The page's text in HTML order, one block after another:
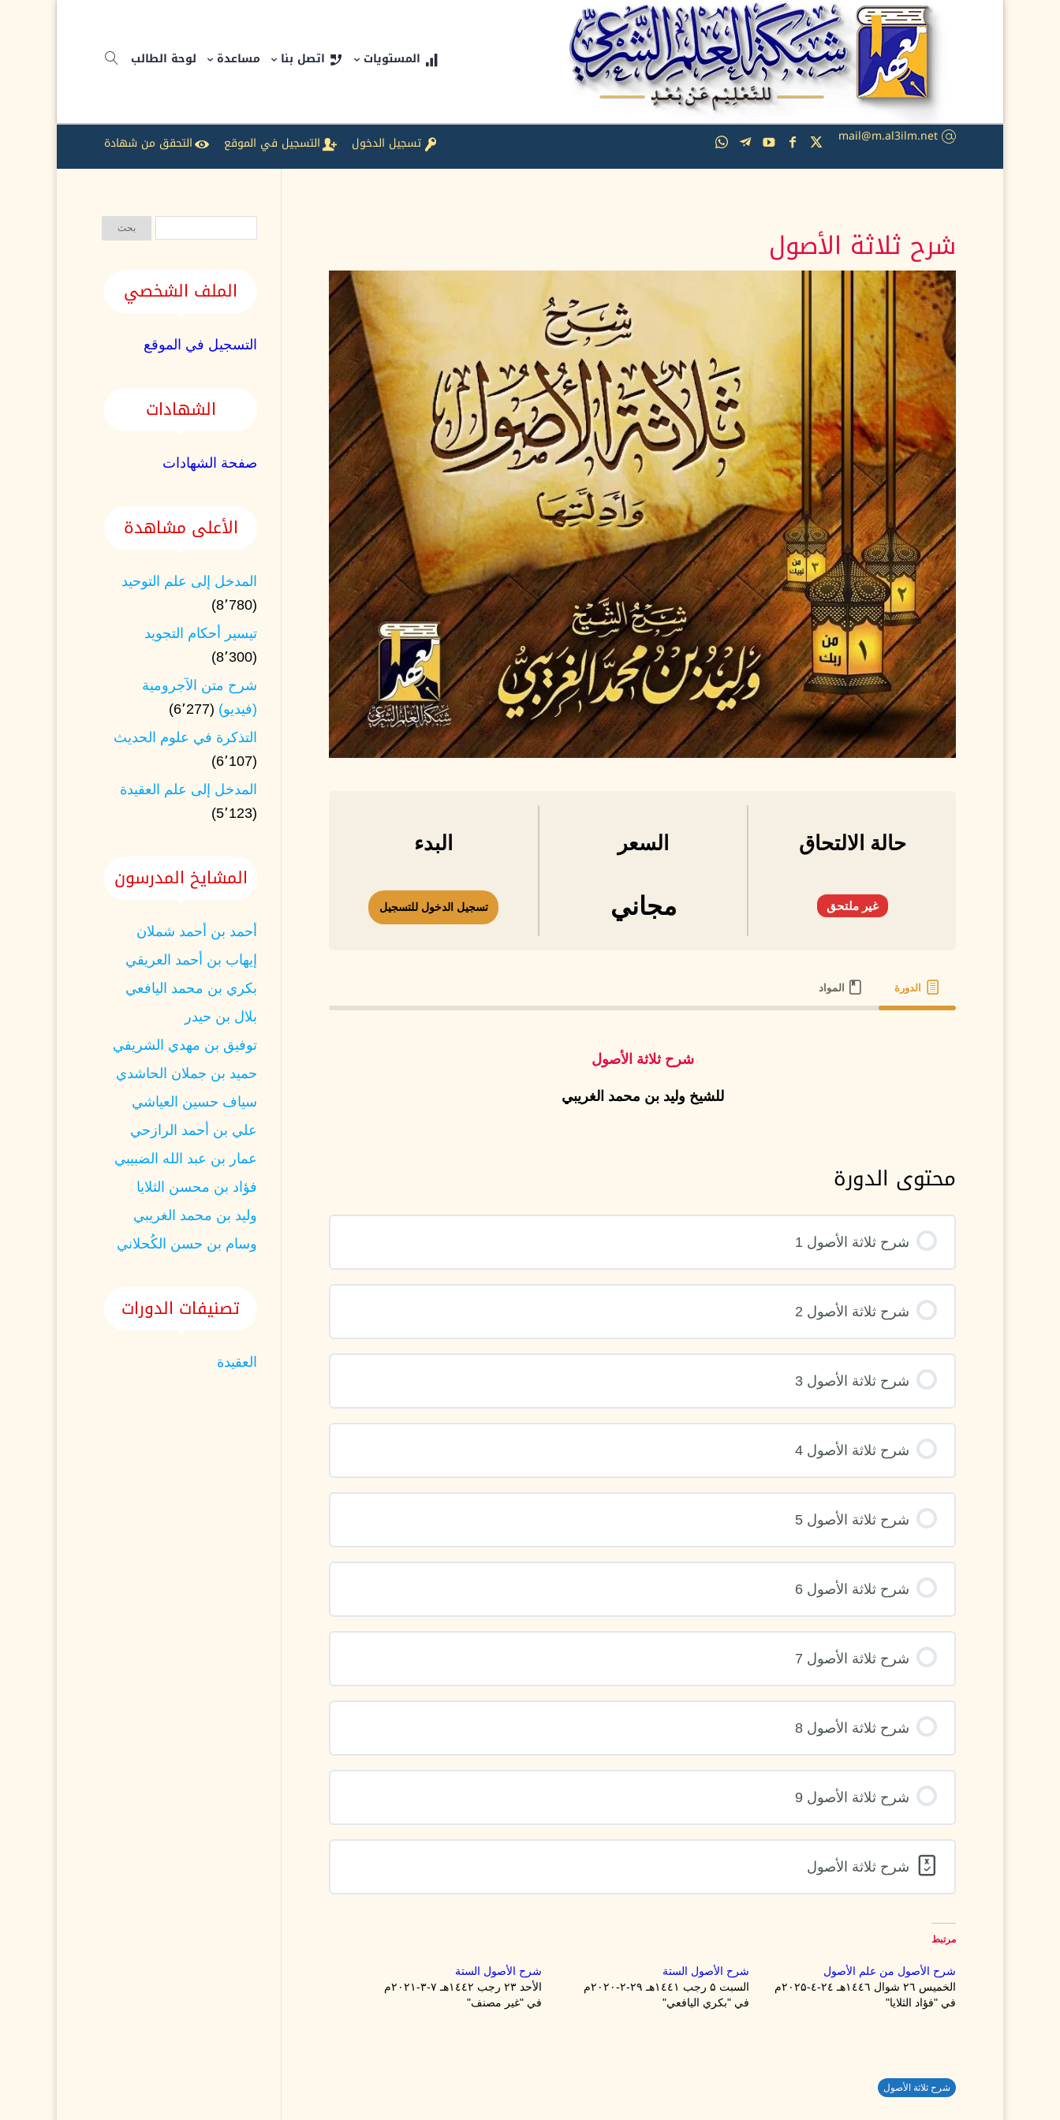
المستويات اتصل بنا مساعدة لوحة الطالب
mail@m.al3ilm.net تسجيل الدخول التسجيل في الموقع التحقق من شهادة
شرح ثلاثة الأصول
حالة الالتحاق
غير ملتحق
السعر
مجاني
البدء
تسجيل الدخول للتسجيل
الدورة المواد
شرح ثلاثة الأصول
للشيخ وليد بن محمد الغريبي
محتوى الدورة
شرح ثلاثة الأصول 1
شرح ثلاثة الأصول 2
شرح ثلاثة الأصول 3
شرح ثلاثة الأصول 4
شرح ثلاثة الأصول 5
شرح ثلاثة الأصول 6
شرح ثلاثة الأصول 7
شرح ثلاثة الأصول 8
شرح ثلاثة الأصول 9
شرح ثلاثة الأصول
مرتبط
شرح الأصول من علم الأصول
الخميس ۲٦ شوال ۱٤٤٦هـ ۲٤-٤-۲۰۲۵م
في "فؤاد الثلايا"
شرح الأصول الستة
السبت ۵ رجب ۱٤٤۱هـ ۲۹-۲-۲۰۲۰م
في "بكري اليافعي"
شرح الأصول الستة
الأحد ۲۳ رجب ۱٤٤۲هـ ۷-۳-۲۰۲۱م
في "غير مصنف"
شرح ثلاثة الأصول
الملف الشخصي
التسجيل في الموقع
الشهادات
صفحة الشهادات
الأعلى مشاهدة
المدخل إلى علم التوحيد
(8٬780)
تيسير أحكام التجويد
(8٬300)
شرح متن الآجرومية
(فيديو) (6٬277)
التذكرة في علوم الحديث
(6٬107)
المدخل إلى علم العقيدة
(5٬123)
المشايخ المدرسون
أحمد بن أحمد شملان
إيهاب بن أحمد العريقي
بكري بن محمد اليافعي
بلال بن حيدر
توفيق بن مهدي الشريفي
حميد بن جملان الحاشدي
سياف حسين العياشي
علي بن أحمد الرازحي
عمار بن عبد الله الضبيبي
فؤاد بن محسن الثلايا
وليد بن محمد الغريبي
وسام بن حسن الكُحلاني
تصنيفات الدورات
العقيدة